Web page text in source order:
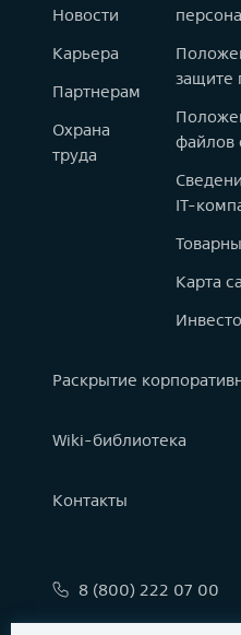
Новости
Карьера
Партнерам
Охрана
труда
защите
файлов
IT-
Карта
Раскрытие
Wiki-библиотека
Контакты
8 (800) 222 07 00